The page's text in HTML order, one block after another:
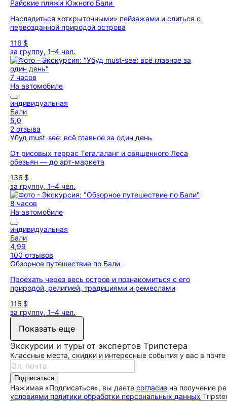
Райские пляжи Южного Бали
Насладиться «открыточными» пейзажами и слиться с
первозданной природой острова
116 $
за группу, 1–4 чел.
7 часов
На автомобиле
индивидуальная
Бали
5,0
2 отзыва
Убуд must-see: всё главное за один день
От рисовых террас Тегалаланг и священного Леса
обезьян — до арт-маркета
136 $
за группу, 1–4 чел.
8 часов
На автомобиле
индивидуальная
Бали
4,99
100 отзывов
Обзорное путешествие по Бали
Проехать через весь остров и познакомиться с его
природой, религией, традициями и ремеслами
116 $
за группу, 1–4 чел.
Показать еще
Экскурсии и туры от экспертов Трипстера
Классные места, скидки и интересные события у вас в почте
Подписаться
Нажимая «Подписаться», вы даете согласие на получение
условиями политики обработки персональных данных